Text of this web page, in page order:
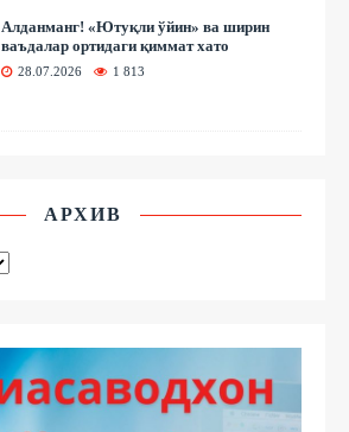
Алданманг! «Ютуқли ўйин» ва ширин
ваъдалар ортидаги қиммат хато
28.07.2026 1 813
АРХИВ